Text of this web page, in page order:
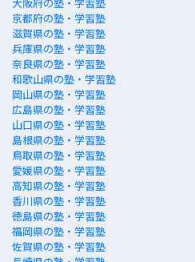
京都府の塾・学習塾
滋賀県の塾・学習塾
兵庫県の塾・学習塾
奈良県の塾・学習塾
和歌山県の塾・学習塾
岡山県の塾・学習塾
広島県の塾・学習塾
山口県の塾・学習塾
島根県の塾・学習塾
鳥取県の塾・学習塾
愛媛県の塾・学習塾
高知県の塾・学習塾
香川県の塾・学習塾
徳島県の塾・学習塾
福岡県の塾・学習塾
佐賀県の塾・学習塾